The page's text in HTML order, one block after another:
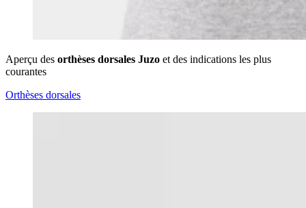
Aperçu des orthèses dorsales Juzo et des indications les plus
courantes
Orthèses dorsales